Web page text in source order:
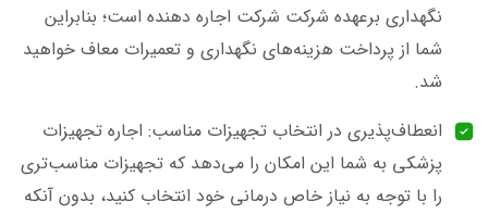
نگهداری برعهده شرکت شرکت اجاره دهنده است؛ بنابراین
شما از پرداخت هزینه‌های نگهداری و تعمیرات معاف خواهید
شد.
انعطاف‌پذیری در انتخاب تجهیزات مناسب: اجاره تجهیزات
پزشکی به شما این امکان را می‌دهد که تجهیزات مناسب‌تری
را با توجه به نیاز خاص درمانی خود انتخاب کنید، بدون آنکه